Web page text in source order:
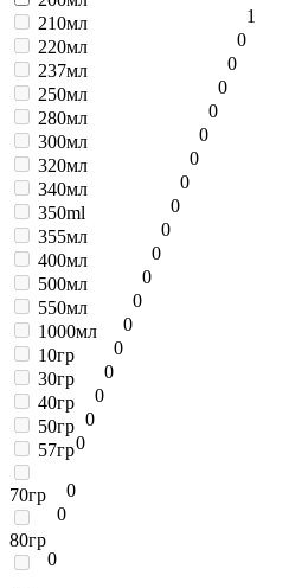
1
210мл
0
220мл
0
237мл
0
250мл
0
280мл
0
300мл
0
320мл
0
340мл
0
350ml
0
355мл
0
400мл
0
500мл
0
550мл
0
1000мл
0
10гр
0
30гр
0
40гр
0
50гр
0
57гр
0
70гр
0
80гр
0